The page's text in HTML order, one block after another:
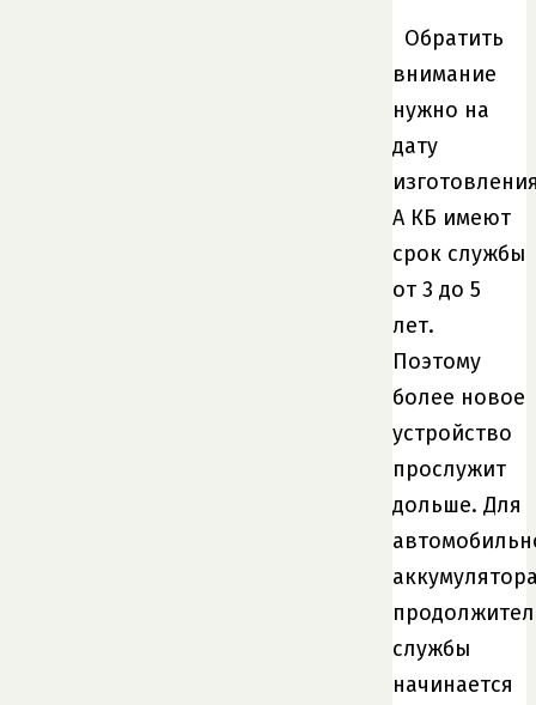
Обратить
внимание
нужно на
дату
А КБ имеют
срок службы
от 3 до 5
лет.
Поэтому
более новое
устройство
прослужит
дольше. Для
службы
начинается